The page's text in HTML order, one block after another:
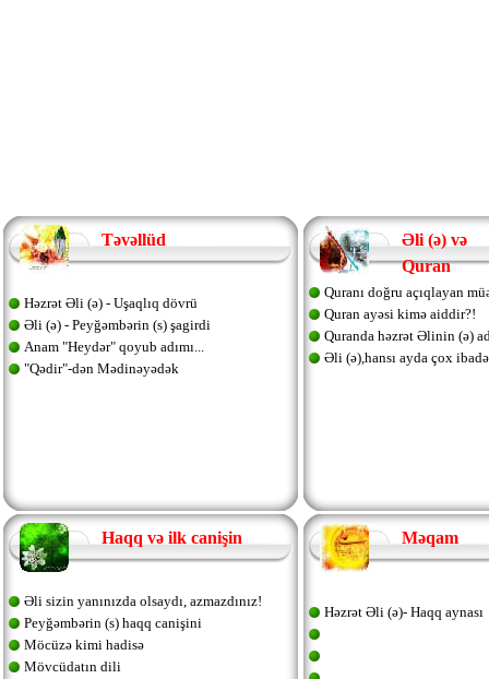
Təvəllüd
Həzrət Əli (ə) - Uşaqlıq dövrü
Əli (ə) - Peyğəmbərin (s) şagirdi
Anam "Heydər" qoyub adımı...
"Qədir"-dən Mədinəyədək
Əli (ə) və
Quran
Quranı doğru açıqlayan
Quran ayəsi kimə aiddir?!
Quranda həzrət Əlinin (ə)
Əli (ə),hansı ayda çox
Haqq və ilk canişin
Əli sizin yanınızda olsaydı, azmazdınız!
Peyğəmbərin (s) haqq canişini
Möcüzə kimi hadisə
Mövcüdatın dili
Məqam
Həzrət Əli (ə)- Haqq aynası